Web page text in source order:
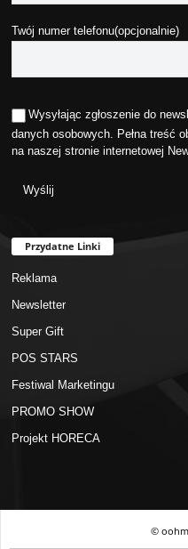
Twój numer telefonu(opcjonalnie)
Wysyłając zgłoszenie do
danych osobowych. Pełna treść
na naszej stronie internetowej
Przydatne Linki
Reklama
Newsletter
Super Gift
POS STARS
Festiwal Marketingu
PROMO SHOW
Projekt HORECA
©